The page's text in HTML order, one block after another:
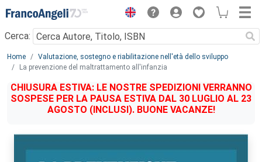
Menu
Cerca:
Main content
Home
Valutazione, sostegno e riabilitazione nell'età dello sviluppo
La prevenzione del maltrattamento all'infanzia
CHIUSURA ESTIVA: LE NOSTRE SPEDIZIONI VERRANNO
SOSPESE PER LA PAUSA ESTIVA DAL 30 LUGLIO AL 23
AGOSTO (INCLUSI). BUONE VACANZE!